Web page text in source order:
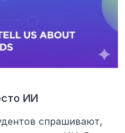
ИИ
спрашивают,